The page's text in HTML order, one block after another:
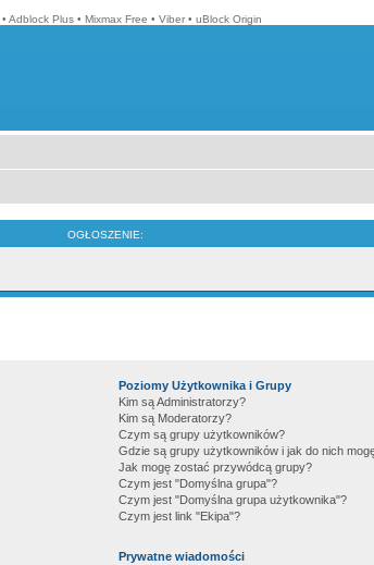
• Adblock Plus • Mixmax Free • Viber • uBlock Origin
OGŁOSZENIE:
Poziomy Użytkownika i Grupy
Kim są Administratorzy?
Kim są Moderatorzy?
Czym są grupy użytkowników?
Gdzie są grupy użytkowników i jak do nich
Jak mogę zostać przywódcą grupy?
Czym jest "Domyślna grupa"?
Czym jest "Domyślna grupa użytkownika"?
Czym jest link "Ekipa"?
Prywatne wiadomości